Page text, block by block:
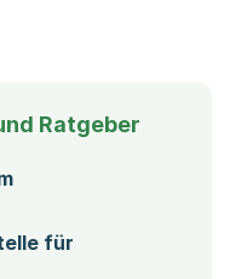
Ratgeber
für